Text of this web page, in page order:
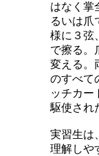
はなく掌
るいは爪
様に３弦
で擦る。
変える。
のすべて
ッチカー
駆使され
実習生は
理解しや